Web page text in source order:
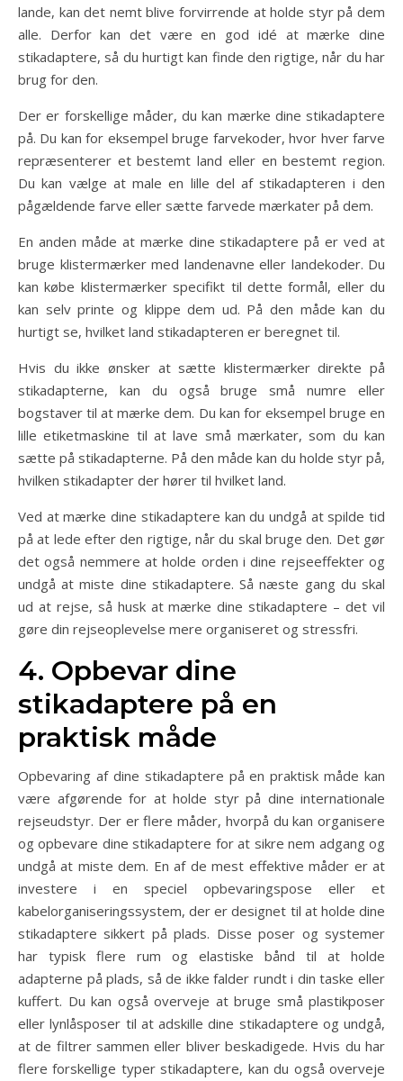
lande, kan det nemt blive forvirrende at holde styr på dem
alle. Derfor kan det være en god idé at mærke dine
stikadaptere, så du hurtigt kan finde den rigtige, når du har
brug for den.
Der er forskellige måder, du kan mærke dine stikadaptere
på. Du kan for eksempel bruge farvekoder, hvor hver farve
repræsenterer et bestemt land eller en bestemt region.
Du kan vælge at male en lille del af stikadapteren i den
pågældende farve eller sætte farvede mærkater på dem.
En anden måde at mærke dine stikadaptere på er ved at
bruge klistermærker med landenavne eller landekoder. Du
kan købe klistermærker specifikt til dette formål, eller du
kan selv printe og klippe dem ud. På den måde kan du
hurtigt se, hvilket land stikadapteren er beregnet til.
Hvis du ikke ønsker at sætte klistermærker direkte på
stikadapterne, kan du også bruge små numre eller
bogstaver til at mærke dem. Du kan for eksempel bruge en
lille etiketmaskine til at lave små mærkater, som du kan
sætte på stikadapterne. På den måde kan du holde styr på,
hvilken stikadapter der hører til hvilket land.
Ved at mærke dine stikadaptere kan du undgå at spilde tid
på at lede efter den rigtige, når du skal bruge den. Det gør
det også nemmere at holde orden i dine rejseeffekter og
undgå at miste dine stikadaptere. Så næste gang du skal
ud at rejse, så husk at mærke dine stikadaptere – det vil
gøre din rejseoplevelse mere organiseret og stressfri.
4. Opbevar dine
stikadaptere på en
praktisk måde
Opbevaring af dine stikadaptere på en praktisk måde kan
være afgørende for at holde styr på dine internationale
rejseudstyr. Der er flere måder, hvorpå du kan organisere
og opbevare dine stikadaptere for at sikre nem adgang og
undgå at miste dem. En af de mest effektive måder er at
investere i en speciel opbevaringspose eller et
kabelorganiseringssystem, der er designet til at holde dine
stikadaptere sikkert på plads. Disse poser og systemer
har typisk flere rum og elastiske bånd til at holde
adapterne på plads, så de ikke falder rundt i din taske eller
kuffert. Du kan også overveje at bruge små plastikposer
eller lynlåsposer til at adskille dine stikadaptere og undgå,
at de filtrer sammen eller bliver beskadigede. Hvis du har
flere forskellige typer stikadaptere, kan du også overveje